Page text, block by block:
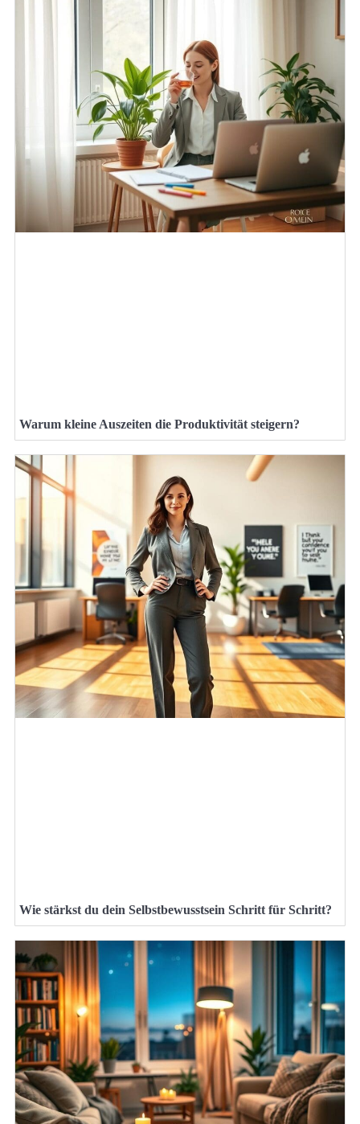
Warum kleine Auszeiten die Produktivität steigern?
Wie stärkst du dein Selbstbewusstsein Schritt für Schritt?